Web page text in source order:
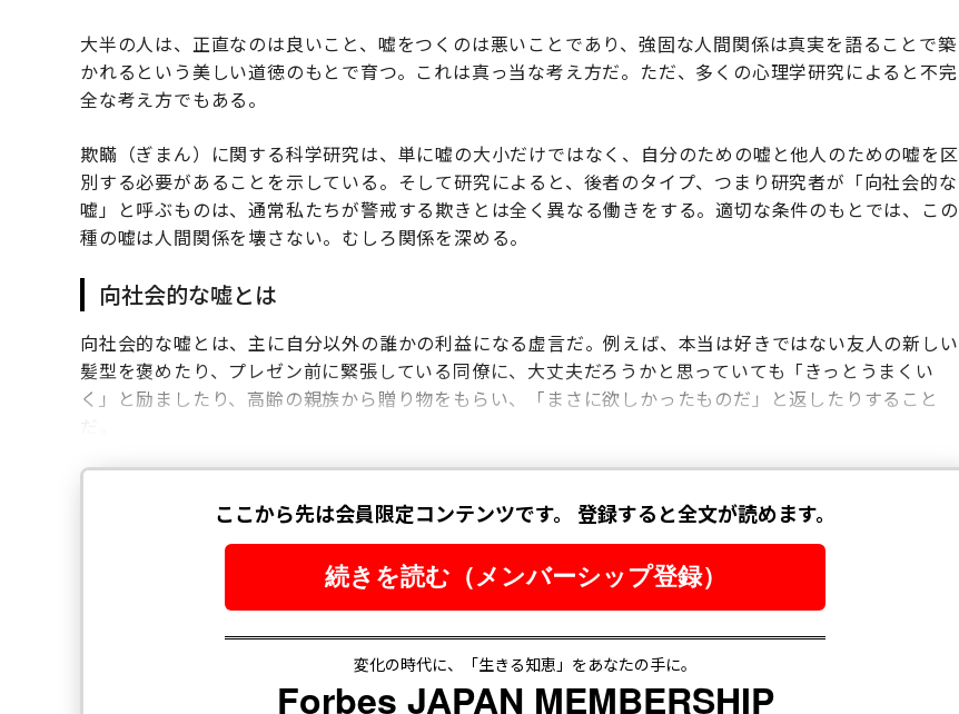
大半の人は、正直なのは良いこと、嘘をつくのは悪いことであり、強固な人間関係は真実を語ることで築
かれるという美しい道徳のもとで育つ。これは真っ当な考え方だ。ただ、多くの心理学研究によると不完
全な考え方でもある。
欺瞞（ぎまん）に関する科学研究は、単に嘘の大小だけではなく、自分のための嘘と他人のための嘘を区
別する必要があることを示している。そして研究によると、後者のタイプ、つまり研究者が「向社会的な
嘘」と呼ぶものは、通常私たちが警戒する欺きとは全く異なる働きをする。適切な条件のもとでは、この
種の嘘は人間関係を壊さない。むしろ関係を深める。
向社会的な嘘とは
向社会的な嘘とは、主に自分以外の誰かの利益になる虚言だ。例えば、本当は好きではない友人の新しい
髪型を褒めたり、プレゼン前に緊張している同僚に、大丈夫だろうかと思っていても「きっとうまくい
く」と励ましたり、高齢の親族から贈り物をもらい、「まさに欲しかったものだ」と返したりすること